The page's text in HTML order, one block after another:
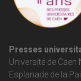
Presses
Université de
Esplanade de la